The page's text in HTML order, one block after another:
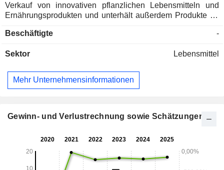
Verkauf von innovativen pflanzlichen Lebensmitteln und
Ernährungsprodukten und unterhält außerdem Produkte für
Beschäftigte
-
Sektor Lebensmittel
Mehr Unternehmensinformationen
Gewinn- und Verlustrechnung sowie Schätzungen